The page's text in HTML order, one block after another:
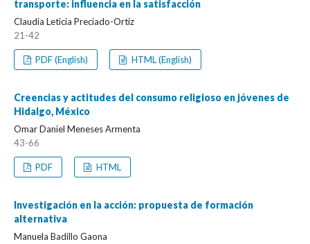
transporte: influencia en la satisfacción
Claudia Leticia Preciado-Ortiz
21-42
PDF (English) HTML (English)
Creencias y actitudes del consumo religioso en jóvenes de
Hidalgo, México
Omar Daniel Meneses Armenta
43-66
PDF HTML
Investigación en la acción: propuesta de formación
alternativa
Manuela Badillo Gaona